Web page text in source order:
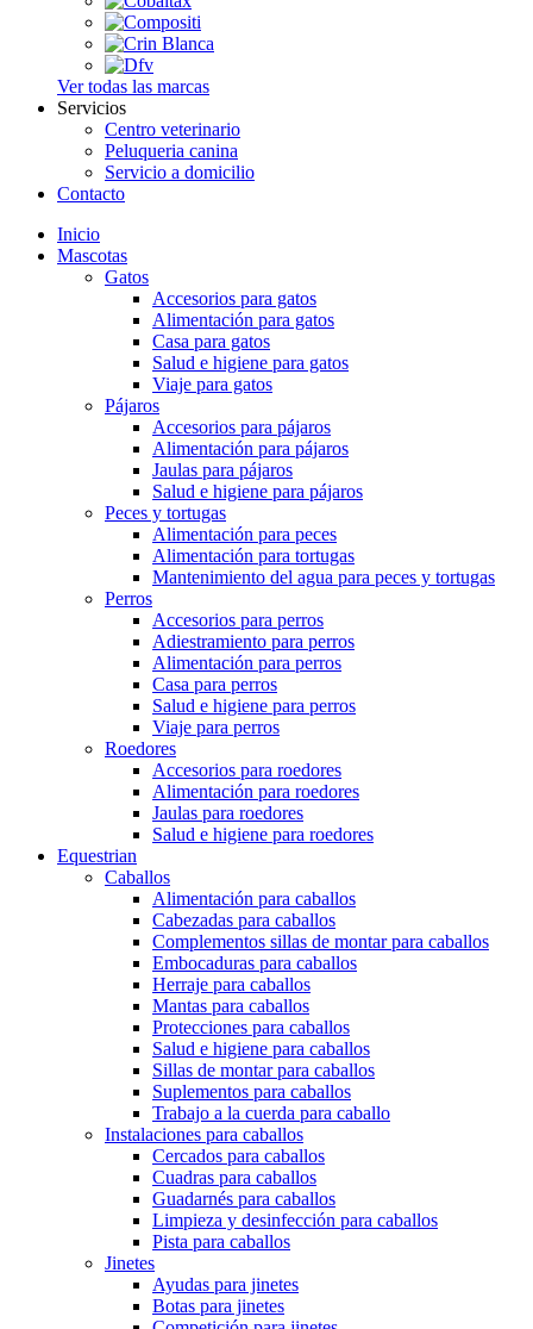
Ver todas las marcas
Servicios
Centro veterinario
Peluqueria canina
Servicio a domicilio
Contacto
Inicio
Mascotas
Gatos
Accesorios para gatos
Alimentación para gatos
Casa para gatos
Salud e higiene para gatos
Viaje para gatos
Pájaros
Accesorios para pájaros
Alimentación para pájaros
Jaulas para pájaros
Salud e higiene para pájaros
Peces y tortugas
Alimentación para peces
Alimentación para tortugas
Mantenimiento del agua para peces y tortugas
Perros
Accesorios para perros
Adiestramiento para perros
Alimentación para perros
Casa para perros
Salud e higiene para perros
Viaje para perros
Roedores
Accesorios para roedores
Alimentación para roedores
Jaulas para roedores
Salud e higiene para roedores
Equestrian
Caballos
Alimentación para caballos
Cabezadas para caballos
Complementos sillas de montar para caballos
Embocaduras para caballos
Herraje para caballos
Mantas para caballos
Protecciones para caballos
Salud e higiene para caballos
Sillas de montar para caballos
Suplementos para caballos
Trabajo a la cuerda para caballo
Instalaciones para caballos
Cercados para caballos
Cuadras para caballos
Guadarnés para caballos
Limpieza y desinfección para caballos
Pista para caballos
Jinetes
Ayudas para jinetes
Botas para jinetes